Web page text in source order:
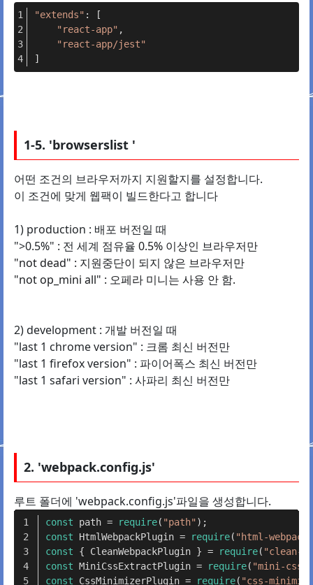
"extends" : [
"react-app" ,
"react-app/jest"
]
1-5. 'browserslist '
어떤 조건의 브라우저까지 지원할지를 설정합니다.
이 조건에 맞게 웹팩이 빌드한다고 합니다
1) production : 배포 버전일 때
">0.5%" : 전 세계 점유율 0.5% 이상인 브라우저만
"not dead" : 지원중단이 되지 않은 브라우저만
"not op_mini all" : 오페라 미니는 사용 안 함.
2) development : 개발 버전일 때
"last 1 chrome version" : 크롬 최신 버전만
"last 1 firefox version" : 파이어폭스 최신 버전만
"last 1 safari version" : 사파리 최신 버전만
2. 'webpack.config.js'
루트 폴더에 'webpack.config.js'파일을 생성합니다.
const path = require( "path" );
const HtmlWebpackPlugin = require( "html-
const { CleanWebpackPlugin } = require( "clean-
const MiniCssExtractPlugin = require( "mini-css-
const CssMinimizerPlugin = require( "css-